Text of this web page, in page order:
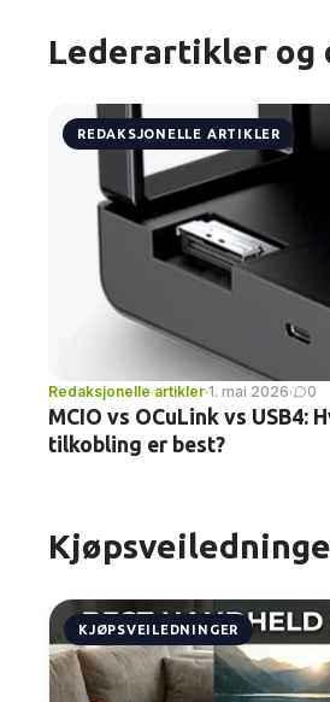
Lederartikler og
REDAKSJONELLE ARTIKLER
Redaksjonelle artikler·1. mai 2026· 0
MCIO vs OCuLink vs USB4:
tilkobling er best?
KJØPSVEILEDNINGER